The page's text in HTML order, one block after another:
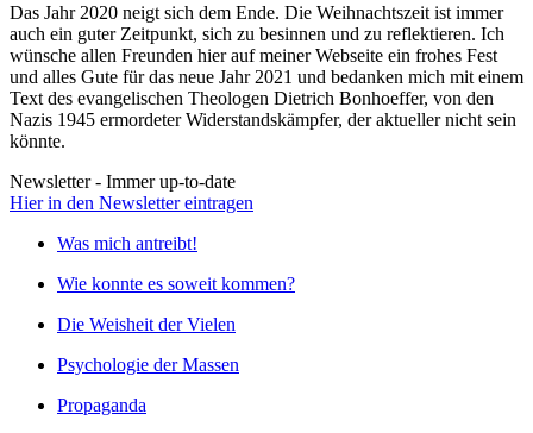
Das Jahr 2020 neigt sich dem Ende. Die Weihnachtszeit ist immer
auch ein guter Zeitpunkt, sich zu besinnen und zu reflektieren. Ich
wünsche allen Freunden hier auf meiner Webseite ein frohes Fest
und alles Gute für das neue Jahr 2021 und bedanken mich mit einem
Text des evangelischen Theologen Dietrich Bonhoeffer, von den
Nazis 1945 ermordeter Widerstandskämpfer, der aktueller nicht sein
könnte.
Newsletter - Immer up-to-date
Hier in den Newsletter eintragen
Was mich antreibt!
Wie konnte es soweit kommen?
Die Weisheit der Vielen
Psychologie der Massen
Propaganda